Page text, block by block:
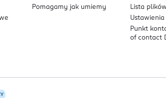
Pomagamy jak umiemy
Lista
Punkt
of contact